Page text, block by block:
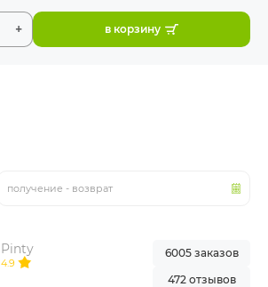
получение - возврат
+ в корзину
Pinty
4.9
6005 заказов
472 отзывов